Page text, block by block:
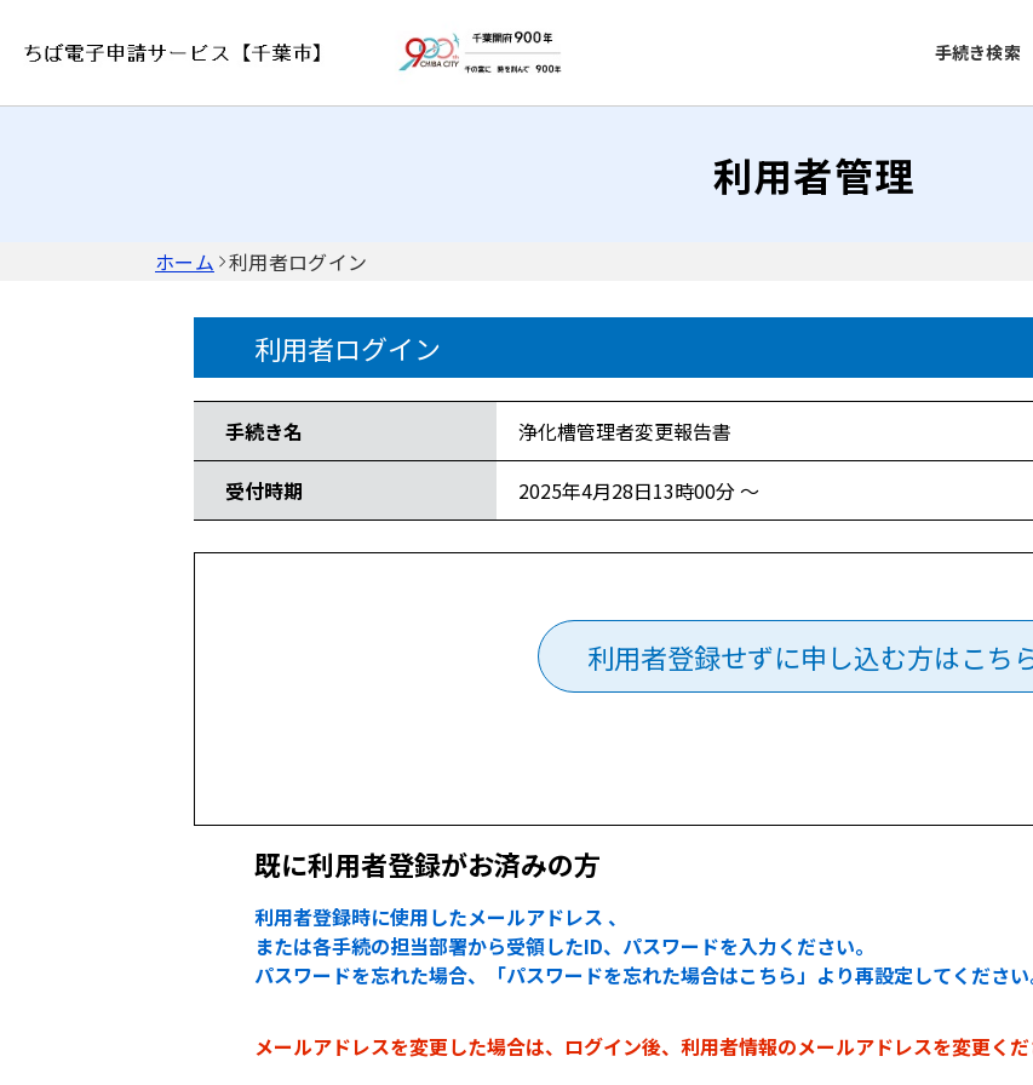
手続き検索
利用者管理
ホーム 利用者ログイン
利用者ログイン
手続き名 浄化槽管理者変更報告書
受付時期 2025年4月28日13時00分 ～
利用者登録せずに申し込む方はこち
既に利用者登録がお済みの方
利用者登録時に使用したメールアドレス 、
または各手続の担当部署から受領したID、パスワードを入力ください。
パスワードを忘れた場合、「パスワードを忘れた場合はこちら」より再設定してください
メールアドレスを変更した場合は、ログイン後、利用者情報のメールアドレスを変更くだ